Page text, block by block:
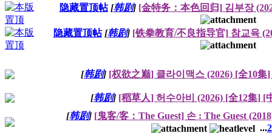
隐藏置顶帖 [韩剧] [金特务：本色回归] 김부장
隐藏置顶帖 [韩剧] [铁拳教育/不良指导官] 참교육
[韩剧] [权欲之巅] 클라이맥스 (2026) [全10集
[韩剧] [稻草人] 허수아비 (2026) [全12集] [
[韩剧] [鬼客/客：The Guest] 손 : The Guest
...2